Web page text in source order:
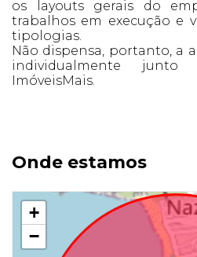
os layouts gerais do
trabalhos em execução e
tipologias.
Não dispensa, portanto, a
individualmente
ImóveisMais.
Onde estamos
+
−